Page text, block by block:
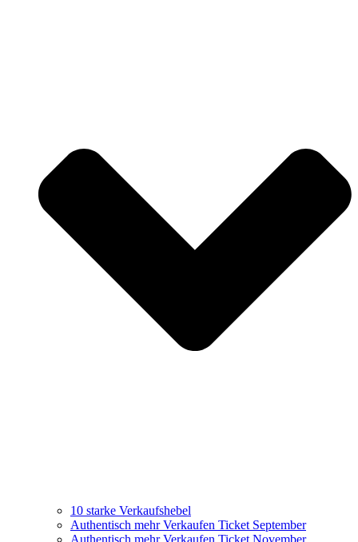
10 starke Verkaufshebel
Authentisch mehr Verkaufen Ticket September